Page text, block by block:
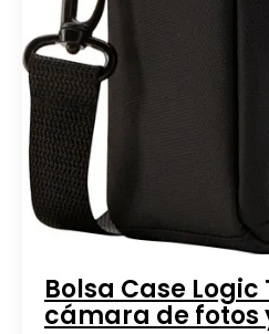
Bolsa Case
cámara de fotos